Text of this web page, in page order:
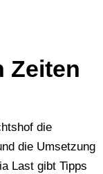
Zeiten
die
die Umsetzung
Last gibt Tipps